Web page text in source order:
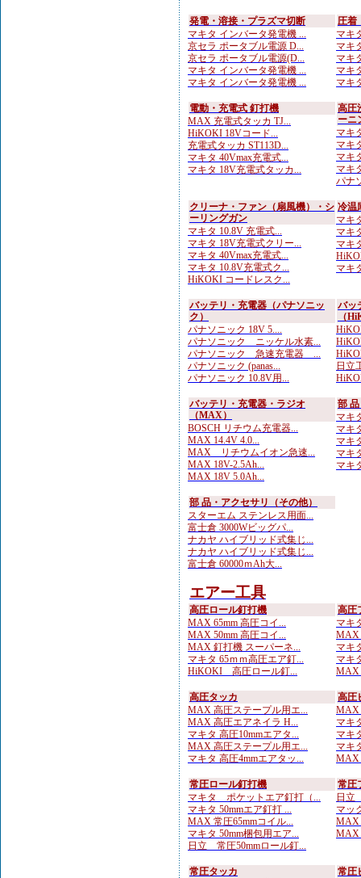
発電・溶接・プラズマ切断
マキタ インバータ発電機 ...
京セラ ポータブル電源 D...
京セラ ポータブル電源(D...
マキタ インバータ発電機 ...
マキタ インバータ発電機 ...
圧着
マキ
マキ
マキ
マキ
マキ
電動・充電式 釘打機
MAX 充電式タッカ TJ...
HiKOKI 18Vコード...
充電式タッカ ST113D...
マキタ 40Vmax充電式...
マキタ 18V充電式タッカ...
高圧
ーニ
マキ
マキ
マキ
マキ
パナ
クリーナ・ファン（扇風機）・シ
ーリングガン
マキタ 10.8V 充電式...
マキタ 18V充電式クリー...
マキタ 40Vmax充電式...
マキタ 10.8V充電式ク...
HiKOKI コードレスク...
冷温
マキ
マキ
マキ
マキ
バッテリ・充電器（パナソニッ
ク）
パナソニック 18V 5....
パナソニック ニッケル水素...
パナソニック 急速充電器 ...
パナソニック (panas...
パナソニック 10.8V用...
バッ
（
日立
バッテリ・充電器・ラジオ
（MAX）
BOSCH リチウム充電器...
MAX 14.4V 4.0...
MAX リチウムイオン急速...
MAX 18V-2.5Ah...
MAX 18V 5.0Ah...
部
マキ
マキ
マキ
マキ
マキ
部 品・アクセサリ（その他）
スターエム ステンレス用面...
富士倉 3000Wビッグパ...
ナカヤ ハイブリッド式集じ...
ナカヤ ハイブリッド式集じ...
富士倉 60000ｍAh大...
エアー工具
高圧ロール釘打機
MAX 65mm 高圧コイ...
MAX 50mm 高圧コイ...
MAX 釘打機 スーパーネ...
マキタ 65ｍｍ高圧エア釘...
HiKOKI 高圧ロール釘...
高圧
マキ
MAX
マキ
マキ
MAX
高圧タッカ
MAX 高圧ステープル用エ...
MAX 高圧エアネイラ H...
マキタ 高圧10mmエアタ...
MAX 高圧ステープル用エ...
マキタ 高圧4mmエアタッ...
高圧
MAX
マキ
マキ
マキ
MAX
常圧ロール釘打機
マキタ ポケットエア釘打（...
マキタ 50mmエア釘打 ...
MAX 常圧65mmコイル...
マキタ 50mm梱包用エア...
日立 常圧50mmロール釘...
常圧
日立
マッ
MAX
MAX
常圧タッカ
常圧